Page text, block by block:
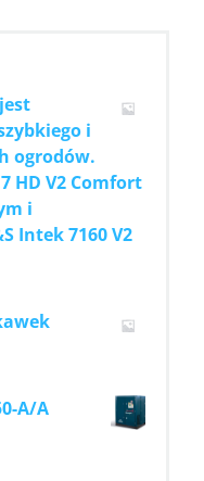
i
ogrodów.
HD V2 Comfort
i
Intek 7160 V2
A/A